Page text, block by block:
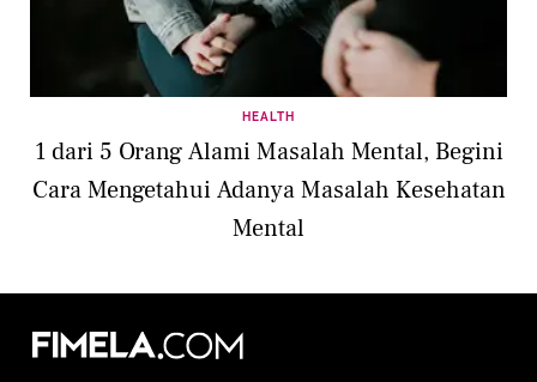
HEALTH
1 dari 5 Orang Alami Masalah Mental, Begini
Cara Mengetahui Adanya Masalah Kesehatan
Mental